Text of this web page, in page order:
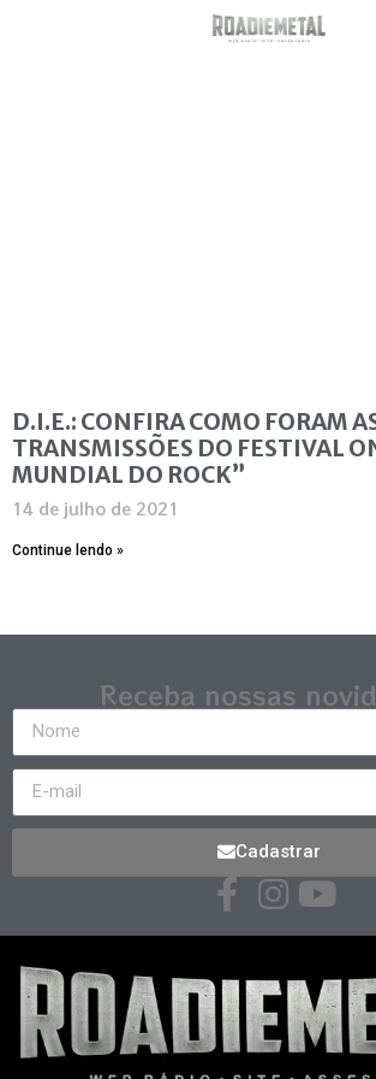
D.I.E.: CONFIRA COMO FORAM
TRANSMISSÕES DO FESTIVAL
MUNDIAL DO ROCK”
14 de julho de 2021
Continue lendo »
Receba nossas
Cadastrar